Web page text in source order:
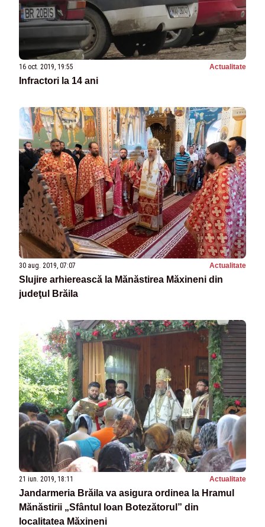
16 oct. 2019, 19:55 Actualitate
Infractori la 14 ani
30 aug. 2019, 07:07 Actualitate
Slujire arhierească la Mănăstirea Măxineni din
judeţul Brăila
21 iun. 2019, 18:11 Actualitate
Jandarmeria Brăila va asigura ordinea la Hramul
Mănăstirii „Sfântul Ioan Botezătorul” din
localitatea Măxineni